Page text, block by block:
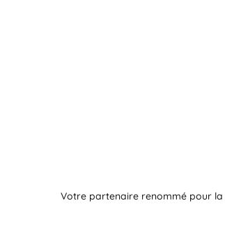
Votre partenaire renommé pour